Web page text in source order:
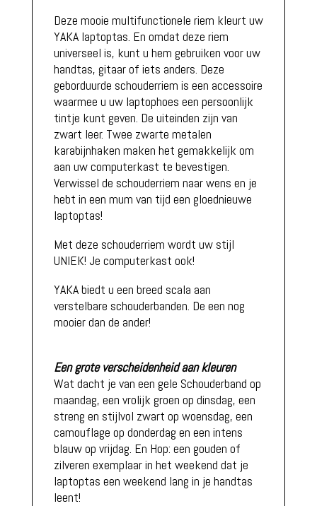
Deze mooie multifunctionele riem kleurt uw
YAKA laptoptas. En omdat deze riem
universeel is, kunt u hem gebruiken voor uw
handtas, gitaar of iets anders. Deze
geborduurde schouderriem is een accessoire
waarmee u uw laptophoes een persoonlijk
tintje kunt geven. De uiteinden zijn van
zwart leer. Twee zwarte metalen
karabijnhaken maken het gemakkelijk om
aan uw computerkast te bevestigen.
Verwissel de schouderriem naar wens en je
hebt in een mum van tijd een gloednieuwe
laptoptas!
Met deze schouderriem wordt uw stijl
UNIEK! Je computerkast ook!
YAKA biedt u een breed scala aan
verstelbare schouderbanden. De een nog
mooier dan de ander!
Een grote verscheidenheid aan kleuren
Wat dacht je van een gele Schouderband op
maandag, een vrolijk groen op dinsdag, een
streng en stijlvol zwart op woensdag, een
camouflage op donderdag en een intens
blauw op vrijdag. En Hop: een gouden of
zilveren exemplaar in het weekend dat je
laptoptas een weekend lang in je handtas
leent!